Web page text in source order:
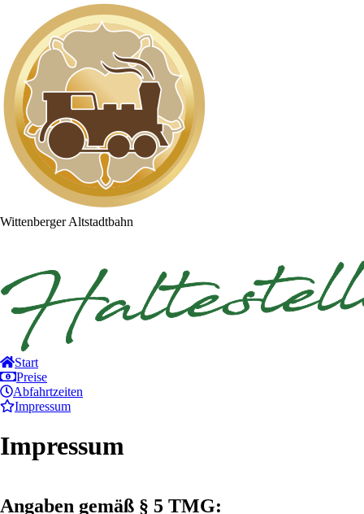
WittenbergerAltstadtbahn
Start
Preise
Abfahrtzeiten
Impressum
Impressum
Angaben gemäß § 5 TMG: